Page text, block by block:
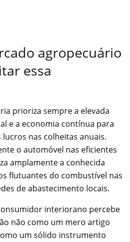
agropecuário
essa
prioriza sempre a elevada
e a economia contínua para
nas colheitas anuais.
o automóvel nas eficientes
amplamente a conhecida
flutuantes do combustível nas
de abastecimento locais.
interiorano percebe
não como um mero artigo
um sólido instrumento